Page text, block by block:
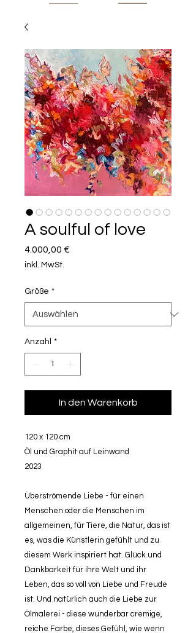
A soulful of love
4.000,00 €
inkl. MwSt.
Größe *
Anzahl *
In den Warenkorb
120 x 120 cm
Öl und Graphit auf Leinwand
2023
Überströmende Liebe - für einen
Menschen oder die Menschen im
allgemeinen, für Tiere, die Natur, das ist
es, was die Künstlerin gefühlt und zu
diesem Werk inspiriert hat. Glück und
Dankbarkeit für ihre Welt und ihr
Leben, das so voll von Liebe und Freude
ist. Und natürlich auch die Liebe zur
Ölmalerei - diese wunderbar cremige,
reiche Farbe, dieses Gefühl, wie wenn